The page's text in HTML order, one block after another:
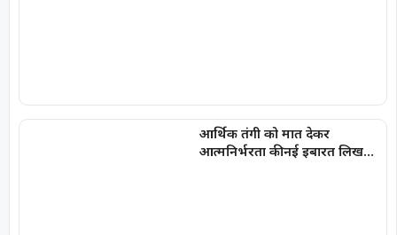
आर्थिक तंगी को मात देकर
आत्मनिर्भरता की नई इबारत लिख